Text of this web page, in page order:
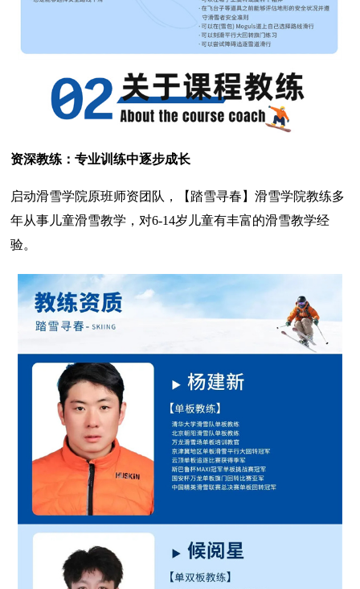
资深教练：专业训练中逐步成长
启动滑雪学院原班师资团队，【踏雪寻春】滑雪学院教练多
年从事儿童滑雪教学，对6-14岁儿童有丰富的滑雪教学经
验。